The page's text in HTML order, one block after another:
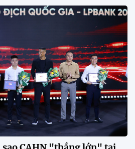
tịch tuyển Việt Nam
Nam chiều nay (29/7) bất
truyền thông Singapore
mặt tại sân để trực tiếp theo
ngôi sao nhập tịch.
sao CAHN "thắng lớn" tại
trẻ 2026 lan tỏa đam mê tại